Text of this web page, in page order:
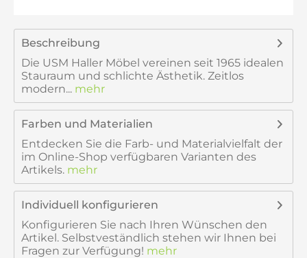
Beschreibung
Die USM Haller Möbel vereinen seit 1965 idealen
Stauraum und schlichte Ästhetik. Zeitlos
modern... mehr
Farben und Materialien
Entdecken Sie die Farb- und Materialvielfalt der
im Online-Shop verfügbaren Varianten des
Artikels. mehr
Individuell konfigurieren
Konfigurieren Sie nach Ihren Wünschen den
Artikel. Selbstveständlich stehen wir Ihnen bei
Fragen zur Verfügung! mehr